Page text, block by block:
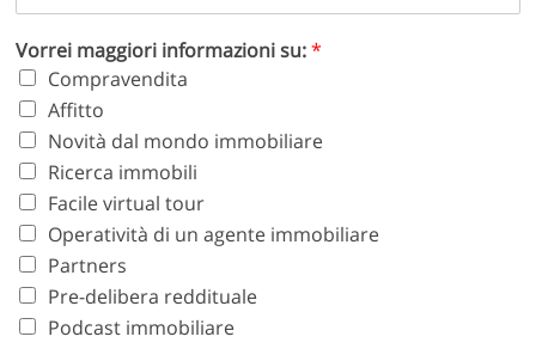
Vorrei maggiori informazioni su:*
Compravendita
Affitto
Novità dal mondo immobiliare
Ricerca immobili
Facile virtual tour
Operatività di un agente immobiliare
Partners
Pre-delibera reddituale
Podcast immobiliare